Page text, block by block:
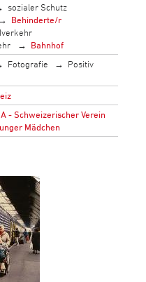
sozialer Schutz
Behinderte/r
Bahnhof
Fotografie
Positiv
- Schweizerischer Verein
Mädchen